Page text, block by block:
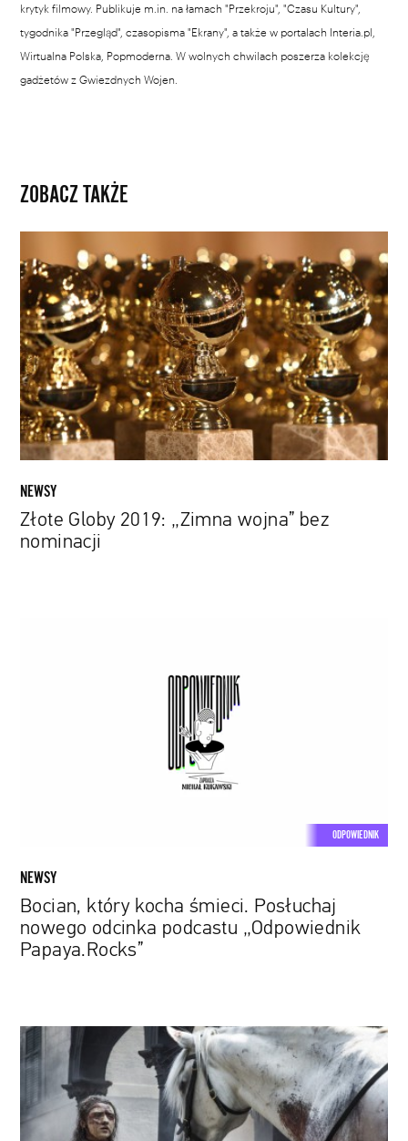
krytyk filmowy. Publikuje m.in. na łamach "Przekroju", "Czasu Kultury",
tygodnika "Przegląd", czasopisma "Ekrany", a także w portalach Interia.pl,
Wirtualna Polska, Popmoderna. W wolnych chwilach poszerza kolekcję
gadżetów z Gwiezdnych Wojen.
ZOBACZ TAKŻE
Globy
2019:
„Zimna
wojna”
bez
nominacji
NEWSY
Złote Globy 2019: „Zimna wojna” bez
nominacji
ODPOWIEDNIK
NEWSY
Bocian, który kocha śmieci. Posłuchaj
nowego odcinka podcastu „Odpowiednik
Papaya.Rocks”
Petycja
niezadowolonych
fanów
„Gry